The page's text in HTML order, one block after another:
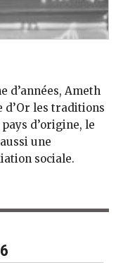
d’années, Ameth
d’Or les traditions
d’origine, le
une
sociale.